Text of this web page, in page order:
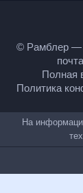
©
Полная
На